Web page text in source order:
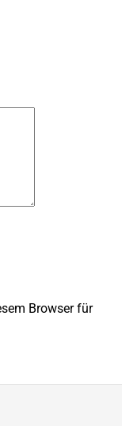
Browser für